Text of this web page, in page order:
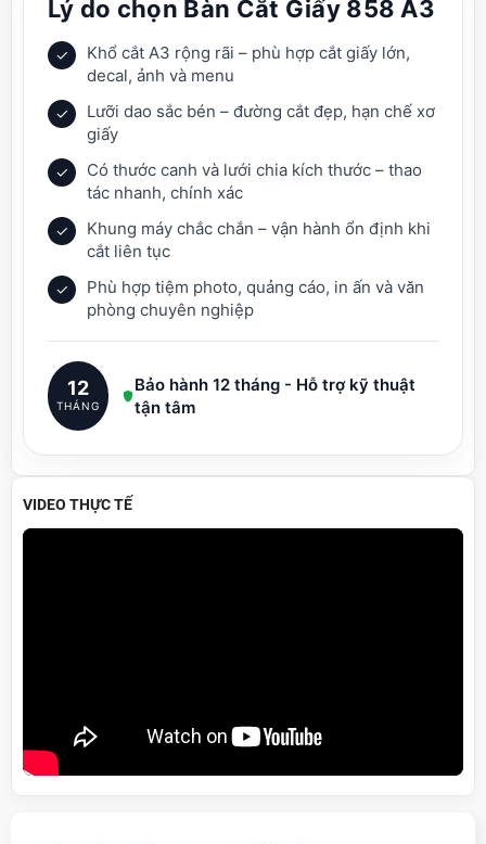
Huỳnh Thanh Tuấn- (09xxxx6311) đã mua2 ngày trước
Đường Cẩm Minh- (09xxxx6829) đã mua3 giờ trước (03:53:24)
Lý do chọn Bàn Cắt Giấy 858 A3
✓
Khổ cắt A3 rộng rãi – phù hợp cắt giấy lớn,
decal, ảnh và menu
✓
Lưỡi dao sắc bén – đường cắt đẹp, hạn chế xơ
giấy
✓
Có thước canh và lưới chia kích thước – thao
tác nhanh, chính xác
✓
Khung máy chắc chắn – vận hành ổn định khi
cắt liên tục
✓
Phù hợp tiệm photo, quảng cáo, in ấn và văn
phòng chuyên nghiệp
12
THÁNG
Bảo hành 12 tháng - Hỗ trợ kỹ thuật
tận tâm
VIDEO THỰC TẾ